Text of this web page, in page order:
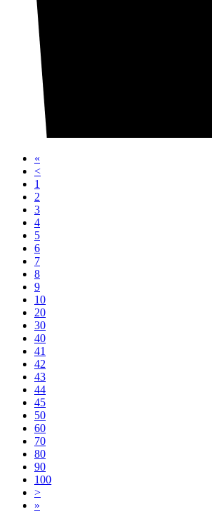
«
<
1
2
3
4
5
6
7
8
9
10
20
30
40
41
42
43
44
45
50
60
70
80
90
100
>
»